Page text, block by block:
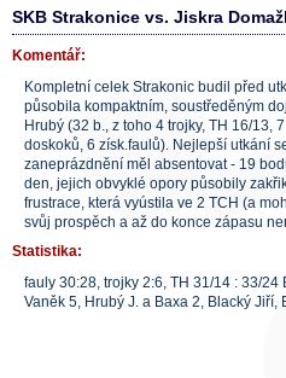
SKB Strakonice vs. Jiskra
Komentář:
Kompletní celek Strakonic budil před
působila kompaktním, soustředěným
Hrubý (32 b., z toho 4 trojky, TH 16/13,
doskoků, 6 získ.faulů). Nejlepší utkání
zaneprázdnění měl absentovat - 19
den, jejich obvyklé opory působily
frustrace, která vyústila ve 2 TCH (a
svůj prospěch a až do konce zápasu
Statistika:
fauly 30:28, trojky 2:6, TH 31/14 : 33/
Vaněk 5, Hrubý J. a Baxa 2, Blacký Jiří,